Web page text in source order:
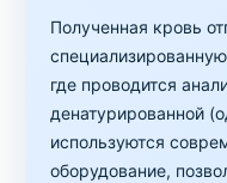
Полученная кровь
где проводится
денатурированной
используются
оборудование,